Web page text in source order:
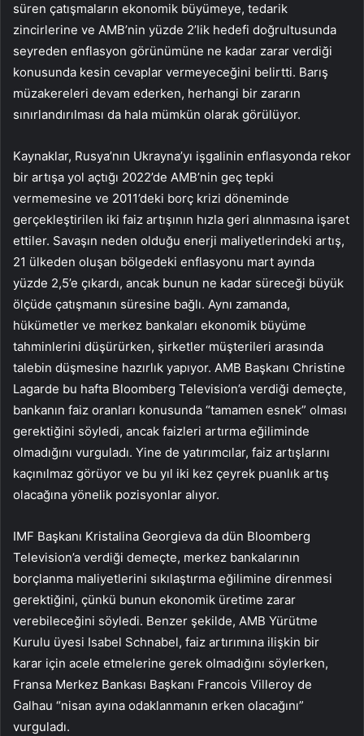
süren çatışmaların ekonomik büyümeye, tedarik
zincirlerine ve AMB’nin yüzde 2’lik hedefi doğrultusunda
seyreden enflasyon görünümüne ne kadar zarar verdiği
konusunda kesin cevaplar vermeyeceğini belirtti. Barış
müzakereleri devam ederken, herhangi bir zararın
sınırlandırılması da hala mümkün olarak görülüyor.
Kaynaklar, Rusya’nın Ukrayna’yı işgalinin enflasyonda rekor
bir artışa yol açtığı 2022’de AMB’nin geç tepki
vermemesine ve 2011’deki borç krizi döneminde
gerçekleştirilen iki faiz artışının hızla geri alınmasına işaret
ettiler. Savaşın neden olduğu enerji maliyetlerindeki artış,
21 ülkeden oluşan bölgedeki enflasyonu mart ayında
yüzde 2,5’e çıkardı, ancak bunun ne kadar süreceği büyük
ölçüde çatışmanın süresine bağlı. Aynı zamanda,
hükümetler ve merkez bankaları ekonomik büyüme
tahminlerini düşürürken, şirketler müşterileri arasında
talebin düşmesine hazırlık yapıyor. AMB Başkanı Christine
Lagarde bu hafta Bloomberg Television’a verdiği demeçte,
bankanın faiz oranları konusunda “tamamen esnek” olması
gerektiğini söyledi, ancak faizleri artırma eğiliminde
olmadığını vurguladı. Yine de yatırımcılar, faiz artışlarını
kaçınılmaz görüyor ve bu yıl iki kez çeyrek puanlık artış
olacağına yönelik pozisyonlar alıyor.
IMF Başkanı Kristalina Georgieva da dün Bloomberg
Television’a verdiği demeçte, merkez bankalarının
borçlanma maliyetlerini sıkılaştırma eğilimine direnmesi
gerektiğini, çünkü bunun ekonomik üretime zarar
verebileceğini söyledi. Benzer şekilde, AMB Yürütme
Kurulu üyesi Isabel Schnabel, faiz artırımına ilişkin bir
karar için acele etmelerine gerek olmadığını söylerken,
Fransa Merkez Bankası Başkanı Francois Villeroy de
Galhau “nisan ayına odaklanmanın erken olacağını”
vurguladı.